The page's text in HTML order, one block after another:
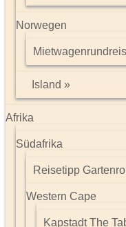
Norwegen
Island
Afrika
Südafrika
Reisetipp
Western Cape
Kapstadt The